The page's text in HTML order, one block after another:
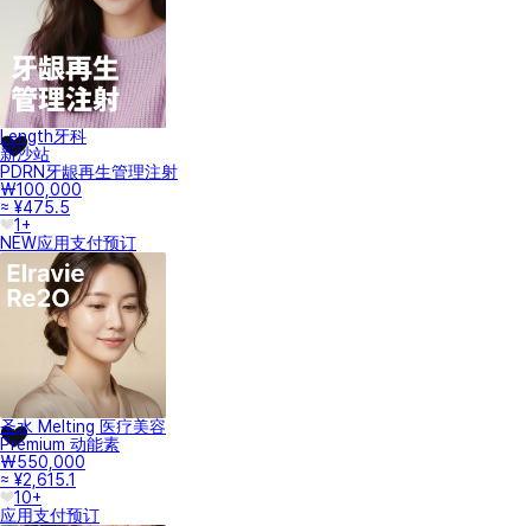
Length牙科
新沙站
PDRN牙龈再生管理注射
₩100,000
≈ ¥475.5
1+
NEW应用支付预订
圣水 Melting 医疗美容
Premium 动能素
₩550,000
≈ ¥2,615.1
10+
应用支付预订